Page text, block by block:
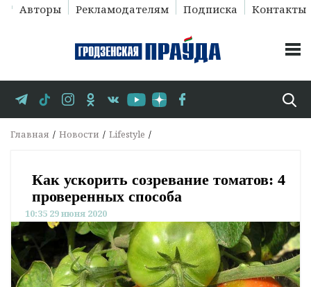
Авторы Рекламодателям Подписка Контакты
Главная Новости Lifestyle
Как ускорить созревание томатов: 4
проверенных способа
10:35 29 июня 2020